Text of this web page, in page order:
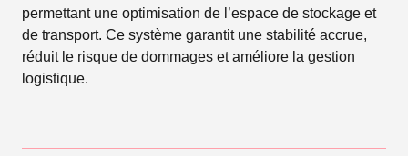
permettant une optimisation de l’espace de stockage et
de transport. Ce système garantit une stabilité accrue,
réduit le risque de dommages et améliore la gestion
logistique.